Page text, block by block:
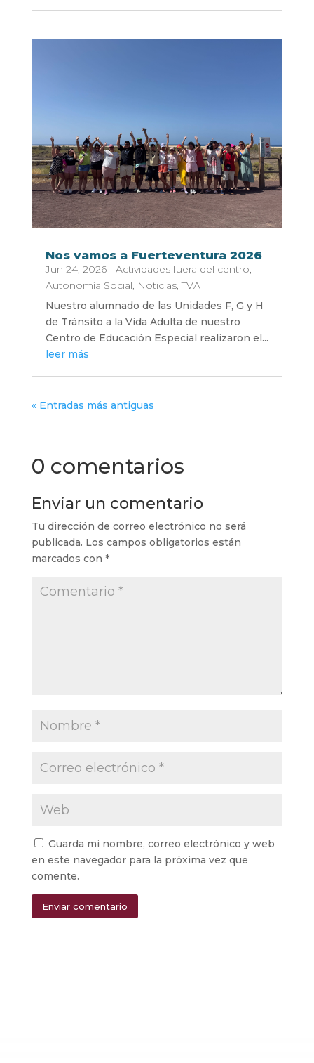
Nos vamos a Fuerteventura 2026
Jun 24, 2026| Actividades fuera del centro,
Autonomía Social, Noticias,TVA
Nuestro alumnado de las Unidades F, G y H
de Tránsito a la Vida Adulta de nuestro
Centro de Educación Especial realizaron el...
leer más
« Entradas más antiguas
0 comentarios
Enviar un comentario
Tu dirección de correo electrónico no será
publicada. Los campos obligatorios están
marcados con *
Guarda mi nombre, correo electrónico y web
en este navegador para la próxima vez que
comente.
Enviar comentario